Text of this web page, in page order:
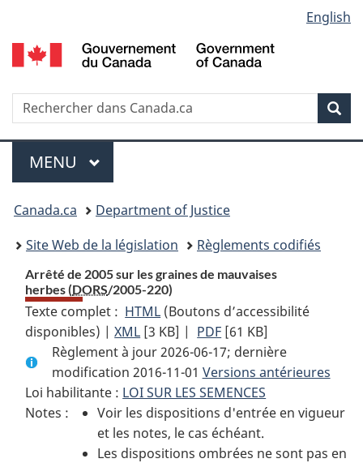
au
contenu
propos
de
la
HTML
simplifiée
selection
English
Recherche
Menu
MENU PRINCIPAL
You
are
here:
Canada.ca
Department of Justice
Site Web de la législation
Règlements codifiés
Arrêté de 2005 sur les graines de mauvaises
herbes (DORS/2005-220)
Texte complet : HTML Texte
complet
:
Arrêté
de
2005
sur
les
(Boutons d’accessibilité
disponibles) |XML Texte
complet
:
Arrêté
de
2005
sur
[3 KB] | PDF Texte
complet
:
Arrêté
de
2005
sur
[61 KB]
Règlement à jour 2026-06-17; dernière
modification 2016-11-01 Versions antérieures
Loi habilitante : LOI SUR LES SEMENCES
Notes :
Voir les dispositions d'entrée en vigueur
et les notes, le cas échéant.
Les dispositions ombrées ne sont pas en